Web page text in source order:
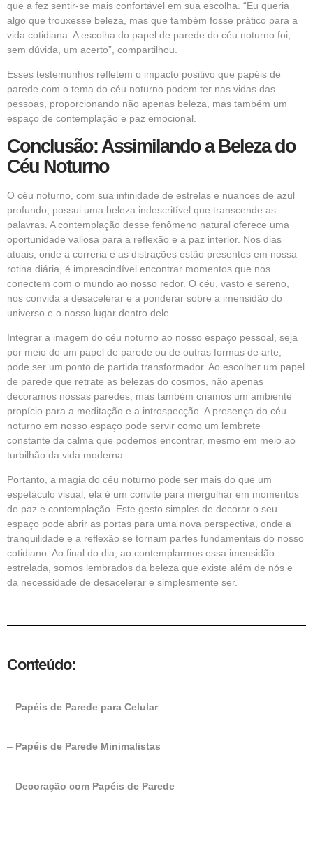
que a fez sentir-se mais confortável em sua escolha. “Eu queria
algo que trouxesse beleza, mas que também fosse prático para a
vida cotidiana. A escolha do papel de parede do céu noturno foi,
sem dúvida, um acerto”, compartilhou.
Esses testemunhos refletem o impacto positivo que papéis de
parede com o tema do céu noturno podem ter nas vidas das
pessoas, proporcionando não apenas beleza, mas também um
espaço de contemplação e paz emocional.
Conclusão: Assimilando a Beleza do
Céu Noturno
O céu noturno, com sua infinidade de estrelas e nuances de azul
profundo, possui uma beleza indescritível que transcende as
palavras. A contemplação desse fenômeno natural oferece uma
oportunidade valiosa para a reflexão e a paz interior. Nos dias
atuais, onde a correria e as distrações estão presentes em nossa
rotina diária, é imprescindível encontrar momentos que nos
conectem com o mundo ao nosso redor. O céu, vasto e sereno,
nos convida a desacelerar e a ponderar sobre a imensidão do
universo e o nosso lugar dentro dele.
Integrar a imagem do céu noturno ao nosso espaço pessoal, seja
por meio de um papel de parede ou de outras formas de arte,
pode ser um ponto de partida transformador. Ao escolher um papel
de parede que retrate as belezas do cosmos, não apenas
decoramos nossas paredes, mas também criamos um ambiente
propício para a meditação e a introspecção. A presença do céu
noturno em nosso espaço pode servir como um lembrete
constante da calma que podemos encontrar, mesmo em meio ao
turbilhão da vida moderna.
Portanto, a magia do céu noturno pode ser mais do que um
espetáculo visual; ela é um convite para mergulhar em momentos
de paz e contemplação. Este gesto simples de decorar o seu
espaço pode abrir as portas para uma nova perspectiva, onde a
tranquilidade e a reflexão se tornam partes fundamentais do nosso
cotidiano. Ao final do dia, ao contemplarmos essa imensidão
estrelada, somos lembrados da beleza que existe além de nós e
da necessidade de desacelerar e simplesmente ser.
Conteúdo:
– Papéis de Parede para Celular
– Papéis de Parede Minimalistas
– Decoração com Papéis de Parede